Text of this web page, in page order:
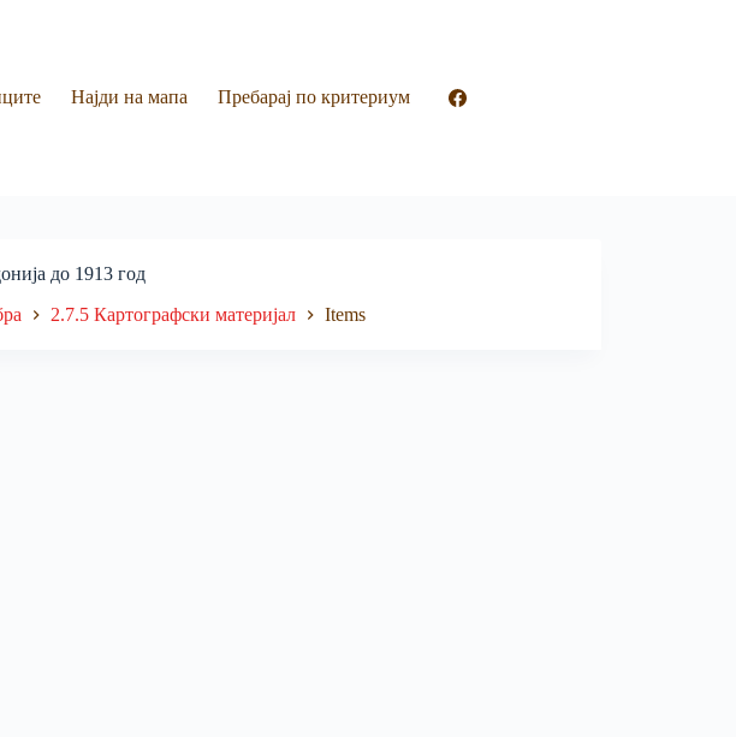
Најди на мапа Пребарај по критериум
до 1913 год
2.7.5 Картографски материјал Items